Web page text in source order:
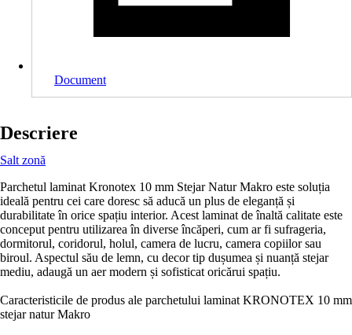
Document
Descriere
Salt zonă
Parchetul laminat Kronotex 10 mm Stejar Natur Makro este soluția
ideală pentru cei care doresc să aducă un plus de eleganță și
durabilitate în orice spațiu interior. Acest laminat de înaltă calitate este
conceput pentru utilizarea în diverse încăperi, cum ar fi sufrageria,
dormitorul, coridorul, holul, camera de lucru, camera copiilor sau
biroul. Aspectul său de lemn, cu decor tip dușumea și nuanță stejar
mediu, adaugă un aer modern și sofisticat oricărui spațiu.
Caracteristicile de produs ale parchetului laminat KRONOTEX 10 mm
stejar natur Makro